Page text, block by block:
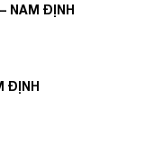
NAM ĐỊNH
ĐỊNH